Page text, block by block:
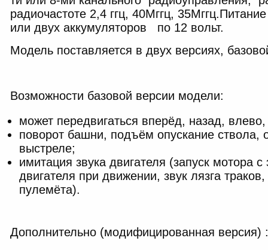
радиочастоте 2,4 ггц, 40Мггц,
или двух аккумуляторов по 12 вольт.
Модель поставляется в двух версиях,
Возможности базовой версии модели:
может передвигаться вперёд, назад,
поворот башни, подъём опускание ствола,
выстреле;
имитация звука двигателя (запуск мотора с
двигателя при движении, звук лязга
пулемёта).
Дополнительно (модифицированная версия) :